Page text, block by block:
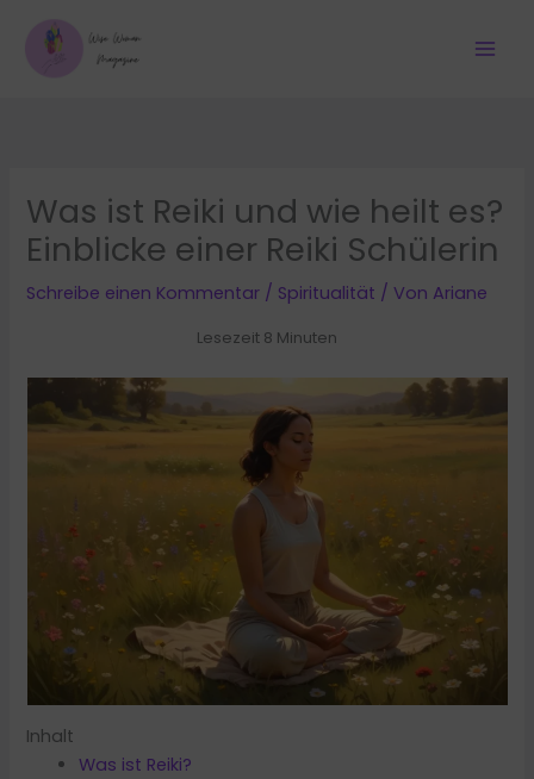
Inhalt
springen
Was ist Reiki und wie heilt es?
Einblicke einer Reiki Schülerin
Schreibe einen Kommentar / Spiritualität / Von Ariane
Lesezeit 8 Minuten
Inhalt
Was ist Reiki?